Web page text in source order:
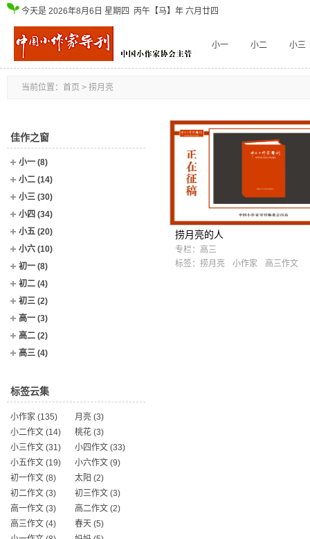
今天是 2026年8月6日 星期四 丙午【马】年 六月廿四
小一 小二 小三
当前位置： 首页 > 捞月亮
佳作之窗
小一 (8)
小二 (14)
小三 (30)
小四 (34)
小五 (20)
小六 (10)
初一 (8)
初二 (4)
初三 (2)
高一 (3)
高二 (2)
高三 (4)
标签云集
小作家 (135) 月亮 (3)
小二作文 (14) 桃花 (3)
小三作文 (31) 小四作文 (33)
小五作文 (19) 小六作文 (9)
初一作文 (8) 太阳 (2)
初二作文 (3) 初三作文 (3)
高一作文 (3) 高二作文 (2)
高三作文 (4) 春天 (5)
捞月亮的人
专栏： 高三
标签： 捞月亮 小作家 高三作文